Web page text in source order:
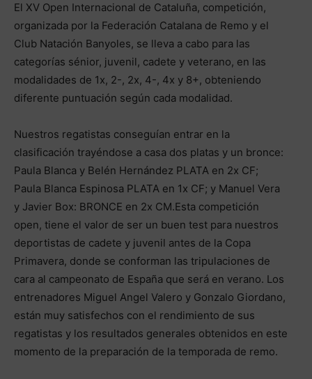
El XV Open Internacional de Cataluña, competición,
organizada por la Federación Catalana de Remo y el
Club Natación Banyoles, se lleva a cabo para las
categorías sénior, juvenil, cadete y veterano, en las
modalidades de 1x, 2-, 2x, 4-, 4x y 8+, obteniendo
diferente puntuación según cada modalidad.
Nuestros regatistas conseguían entrar en la
clasificación trayéndose a casa dos platas y un bronce:
Paula Blanca y Belén Hernández PLATA en 2x CF;
Paula Blanca Espinosa PLATA en 1x CF; y Manuel Vera
y Javier Box: BRONCE en 2x CM.Esta competición
open, tiene el valor de ser un buen test para nuestros
deportistas de cadete y juvenil antes de la Copa
Primavera, donde se conforman las tripulaciones de
cara al campeonato de España que será en verano. Los
entrenadores Miguel Angel Valero y Gonzalo Giordano,
están muy satisfechos con el rendimiento de sus
regatistas y los resultados generales obtenidos en este
momento de la preparación de la temporada de remo.